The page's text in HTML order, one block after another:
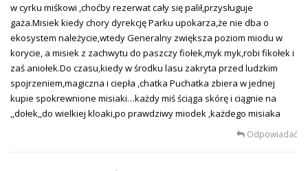
w cyrku miśkowi ,choćby rezerwat cały się palił,przysługuje
gaża.Misiek kiedy chory dyrekcję Parku upokarza,że nie dba o
ekosystem należycie,wtedy Generalny zwiększa poziom miodu w
korycie, a misiek z zachwytu do paszczy fiołek,myk myk,robi fikołek i
zaś aniołek.Do czasu,kiedy w środku lasu zakryta przed ludzkim
spojrzeniem,magiczna i ciepła ,chatka Puchatka zbiera w jednej
kupie spokrewnione misiaki…każdy miś ściąga skórę i ciągnie na
,,dołek,,do wielkiej kloaki,po prawdziwy miodek ,każdego misiaka
Odpowiadać